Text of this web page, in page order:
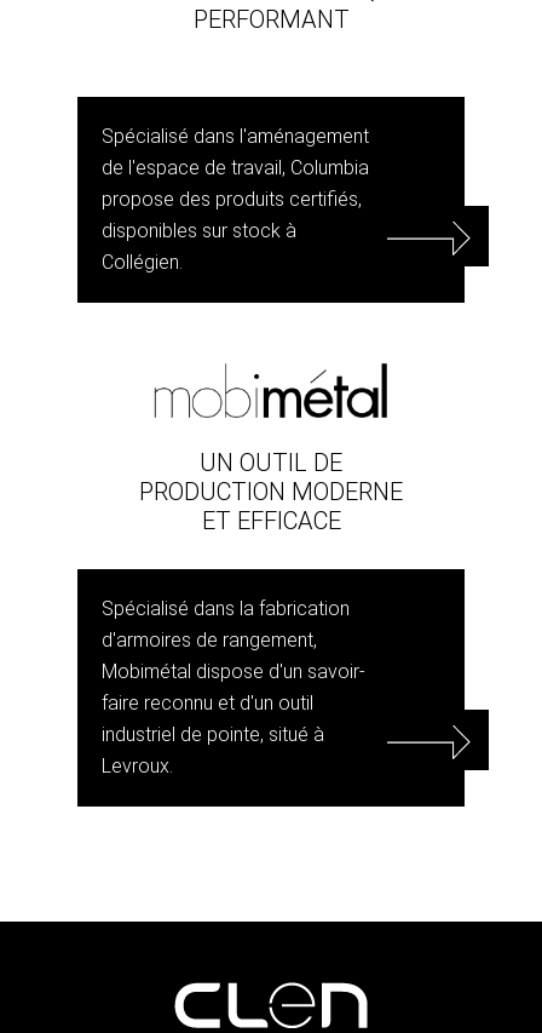
PERFORMANT
Spécialisé dans l'aménagement
de l'espace de travail, Columbia
propose des produits certifiés,
disponibles sur stock à
Collégien.
UN OUTIL DE
PRODUCTION MODERNE
ET EFFICACE
Spécialisé dans la fabrication
d'armoires de rangement,
Mobimétal dispose d'un savoir-
faire reconnu et d'un outil
industriel de pointe, situé à
Levroux.